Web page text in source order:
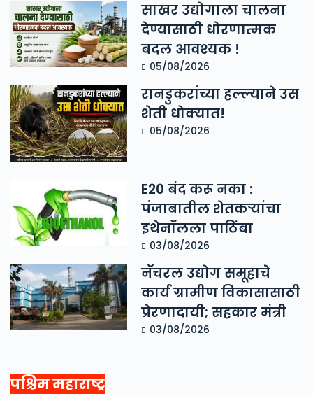
साखर उद्योगाला चालना
देण्यासाठी धोरणात्मक
बदल आवश्यक !
05/08/2026
रानडुकरांच्या हल्ल्याने उस
शेती धोक्यात!
05/08/2026
E20 बंद करू नका :
पंजाबातील शेतकऱ्यांचा
इथेनॉलला पाठिंबा
03/08/2026
नॅचरल उद्योग समूहाचे
कार्य ग्रामीण विकासासाठी
प्रेरणादायी; सहकार मंत्री
03/08/2026
पश्चिम महाराष्ट्र